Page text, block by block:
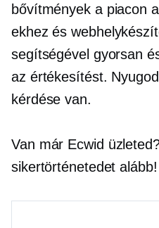
bővítmények a piacon
ekhez és
segítségével gyorsan
az értékesítést.
kérdése van.
Van már Ecwid
sikertörténetedet alább!